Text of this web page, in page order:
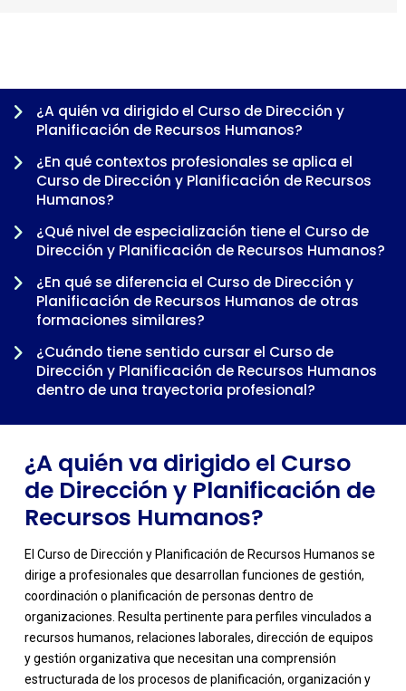
¿A quién va dirigido el Curso de Dirección y
Planificación de Recursos Humanos?
¿En qué contextos profesionales se aplica el
Curso de Dirección y Planificación de Recursos
Humanos?
¿Qué nivel de especialización tiene el Curso de
Dirección y Planificación de Recursos Humanos?
¿En qué se diferencia el Curso de Dirección y
Planificación de Recursos Humanos de otras
formaciones similares?
¿Cuándo tiene sentido cursar el Curso de
Dirección y Planificación de Recursos Humanos
dentro de una trayectoria profesional?
¿A quién va dirigido el Curso
de Dirección y Planificación de
Recursos Humanos?
El Curso de Dirección y Planificación de Recursos Humanos se
dirige a profesionales que desarrollan funciones de gestión,
coordinación o planificación de personas dentro de
organizaciones. Resulta pertinente para perfiles vinculados a
recursos humanos, relaciones laborales, dirección de equipos
y gestión organizativa que necesitan una comprensión
estructurada de los procesos de planificación, organización y